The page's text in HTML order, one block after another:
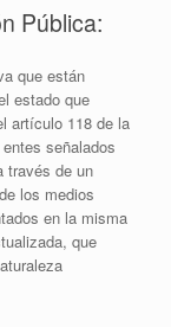
Pública:
que están
estado que
artículo 118 de la
señalados
través de un
los medios
en la misma
que